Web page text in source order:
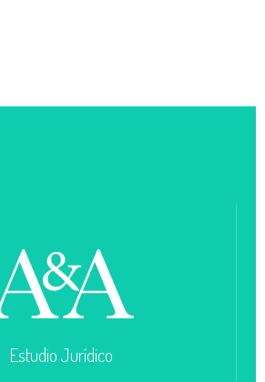
Estudio Jurídico